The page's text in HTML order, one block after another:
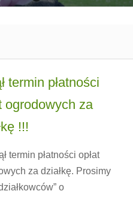
termin płatności
ogrodowych za
!!!
termin płatności opłat
za działkę. Prosimy
o